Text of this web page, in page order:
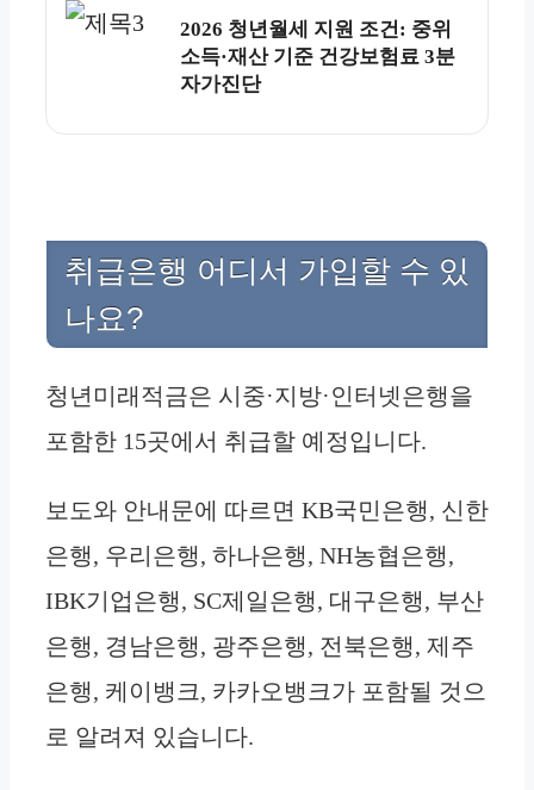
2026 청년월세 지원 조건: 중위
소득·재산 기준 건강보험료 3분
자가진단
취급은행 어디서 가입할 수 있
나요?
청년미래적금은 시중·지방·인터넷은행을
포함한 15곳에서 취급할 예정입니다.
보도와 안내문에 따르면 KB국민은행, 신한
은행, 우리은행, 하나은행, NH농협은행,
IBK기업은행, SC제일은행, 대구은행, 부산
은행, 경남은행, 광주은행, 전북은행, 제주
은행, 케이뱅크, 카카오뱅크가 포함될 것으
로 알려져 있습니다.